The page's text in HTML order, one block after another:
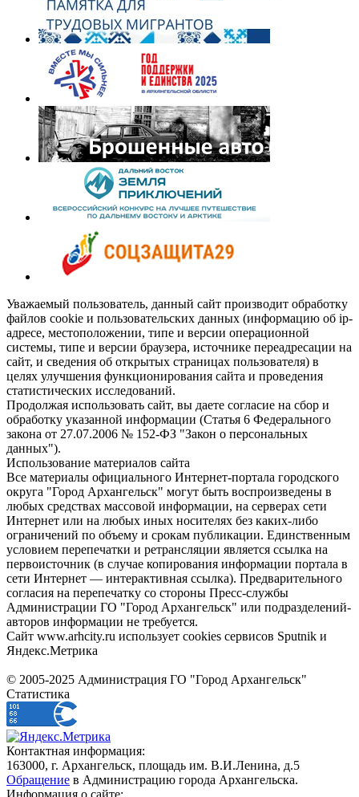
Уважаемый пользователь, данный сайт производит обработку
файлов cookie и пользовательских данных (информацию об ip-
адресе, местоположении, типе и версии операционной
системы, типе и версии браузера, источнике переадресации на
сайт, и сведения об открытых страницах пользователя) в
целях улучшения функционирования сайта и проведения
статистических исследований.
Продолжая использовать сайт, вы даете согласие на сбор и
обработку указанной информации (Статья 6 Федерального
закона от 27.07.2006 № 152-ФЗ "Закон о персональных
данных").
Использование материалов сайта
Все материалы официального Интернет-портала городского
округа "Город Архангельск" могут быть воспроизведены в
любых средствах массовой информации, на серверах сети
Интернет или на любых иных носителях без каких-либо
ограничений по объему и срокам публикации. Единственным
условием перепечатки и ретрансляции является ссылка на
первоисточник (в случае копирования информации портала в
сети Интернет — интерактивная ссылка). Предварительного
согласия на перепечатку со стороны Пресс-службы
Администрации ГО "Город Архангельск" или подразделений-
авторов информации не требуется.
Сайт www.arhcity.ru использует cookies сервисов Sputnik и
Яндекс.Метрика
© 2005-2025 Администрация ГО "Город Архангельск"
Статистика
Контактная информация:
163000, г. Архангельск, площадь им. В.И.Ленина, д.5
Обращение в Администрацию города Архангельска.
Информация о сайте: